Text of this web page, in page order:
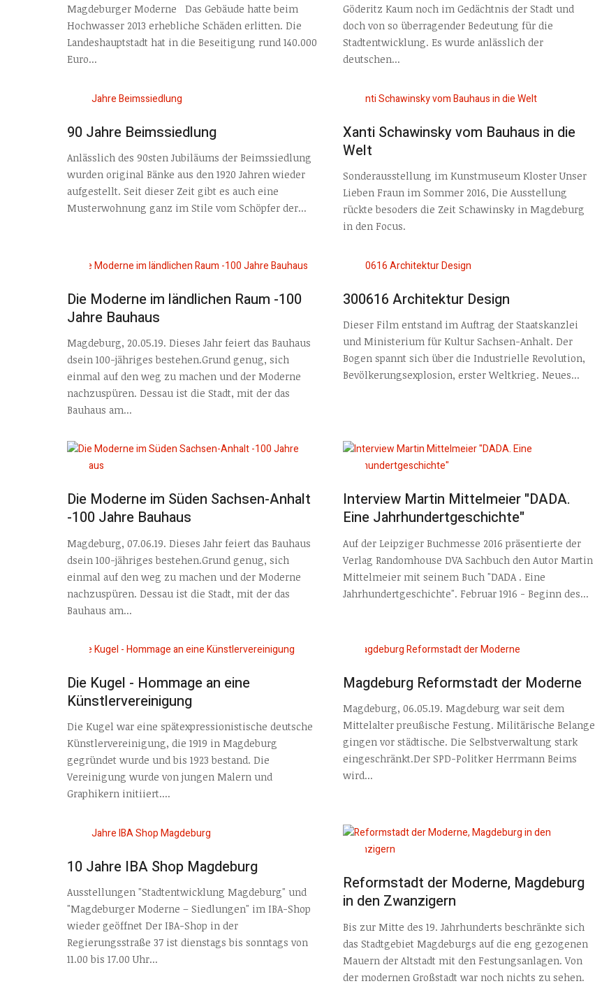
Magdeburger Moderne Das Gebäude hatte beim
Hochwasser 2013 erhebliche Schäden erlitten. Die
Landeshauptstadt hat in die Beseitigung rund 140.000
Euro...
Göderitz Kaum noch im Gedächtnis der Stadt und
doch von so überragender Bedeutung für die
Stadtentwicklung. Es wurde anlässlich der
deutschen...
90 Jahre Beimssiedlung
Anlässlich des 90sten Jubiläums der Beimssiedlung
wurden original Bänke aus den 1920 Jahren wieder
aufgestellt. Seit dieser Zeit gibt es auch eine
Musterwohnung ganz im Stile vom Schöpfer der...
Xanti Schawinsky vom Bauhaus in die
Welt
Sonderausstellung im Kunstmuseum Kloster Unser
Lieben Fraun im Sommer 2016, Die Ausstellung
rückte besoders die Zeit Schawinsky in Magdeburg
in den Focus.
Die Moderne im ländlichen Raum -100
Jahre Bauhaus
Magdeburg, 20.05.19. Dieses Jahr feiert das Bauhaus
dsein 100-jähriges bestehen.Grund genug, sich
einmal auf den weg zu machen und der Moderne
nachzuspüren. Dessau ist die Stadt, mit der das
Bauhaus am...
300616 Architektur Design
Dieser Film entstand im Auftrag der Staatskanzlei
und Ministerium für Kultur Sachsen-Anhalt. Der
Bogen spannt sich über die Industrielle Revolution,
Bevölkerungsexplosion, erster Weltkrieg. Neues...
Die Moderne im Süden Sachsen-Anhalt
-100 Jahre Bauhaus
Magdeburg, 07.06.19. Dieses Jahr feiert das Bauhaus
dsein 100-jähriges bestehen.Grund genug, sich
einmal auf den weg zu machen und der Moderne
nachzuspüren. Dessau ist die Stadt, mit der das
Bauhaus am...
Interview Martin Mittelmeier "DADA.
Eine Jahrhundertgeschichte"
Auf der Leipziger Buchmesse 2016 präsentierte der
Verlag Randomhouse DVA Sachbuch den Autor Martin
Mittelmeier mit seinem Buch "DADA . Eine
Jahrhundertgeschichte". Februar 1916 - Beginn des...
Die Kugel - Hommage an eine
Künstlervereinigung
Die Kugel war eine spätexpressionistische deutsche
Künstlervereinigung, die 1919 in Magdeburg
gegründet wurde und bis 1923 bestand. Die
Vereinigung wurde von jungen Malern und
Graphikern initiiert....
Magdeburg Reformstadt der Moderne
Magdeburg, 06.05.19. Magdeburg war seit dem
Mittelalter preußische Festung. Militärische Belange
gingen vor städtische. Die Selbstverwaltung stark
eingeschränkt.Der SPD-Politker Herrmann Beims
wird...
10 Jahre IBA Shop Magdeburg
Ausstellungen "Stadtentwicklung Magdeburg" und
"Magdeburger Moderne – Siedlungen" im IBA-Shop
wieder geöffnet Der IBA-Shop in der
Regierungsstraße 37 ist dienstags bis sonntags von
11.00 bis 17.00 Uhr...
Reformstadt der Moderne, Magdeburg
in den Zwanzigern
Bis zur Mitte des 19. Jahrhunderts beschränkte sich
das Stadtgebiet Magdeburgs auf die eng gezogenen
Mauern der Altstadt mit den Festungsanlagen. Von
der modernen Großstadt war noch nichts zu sehen.